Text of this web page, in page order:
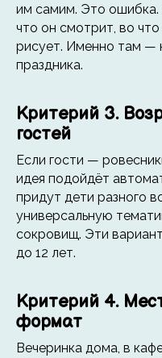
им самим. Это
что он смотрит, во
рисует. Именно там —
праздника.
Критерий 3.
гостей
Если гости —
идея подойдёт
придут дети разного
универсальную
сокровищ. Эти
до 12 лет.
Критерий 4.
формат
Вечеринка дома, в